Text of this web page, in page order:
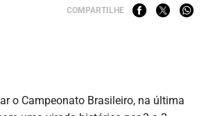
COMPARTILHE
o Campeonato Brasileiro, na última